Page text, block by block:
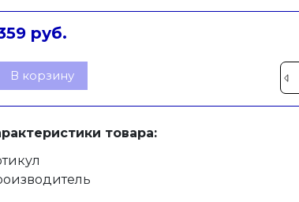
руб.
В корзину
товара: